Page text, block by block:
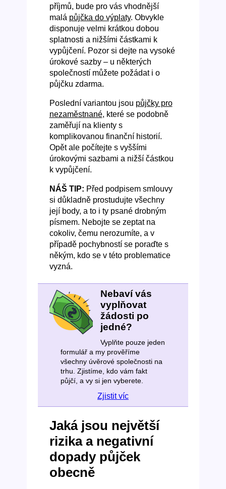
příjmů, bude pro vás vhodnější
malá půjčka do výplaty. Obvykle
disponuje velmi krátkou dobou
splatnosti a nižšími částkami k
vypůjčení. Pozor si dejte na vysoké
úrokové sazby –⁠⁠⁠⁠⁠⁠ u některých
společností můžete požádat i o
půjčku zdarma.
Poslední variantou jsou půjčky pro
nezaměstnané, které se podobně
zaměřují na klienty s
komplikovanou finanční historií.
Opět ale počítejte s vyššími
úrokovými sazbami a nižší částkou
k vypůjčení.
NÁŠ TIP: Před podpisem smlouvy
si důkladně prostudujte všechny
její body, a to i ty psané drobným
písmem. Nebojte se zeptat na
cokoliv, čemu nerozumíte, a v
případě pochybností se poraďte s
někým, kdo se v této problematice
vyzná.
Nebaví vás
vyplňovat
žádosti po
jedné?
Vyplňte pouze jeden
formulář a my prověříme
všechny úvěrové společnosti na
trhu. Zjistíme, kdo vám fakt
půjčí, a vy si jen vyberete.
Zjistit víc
Jaká jsou největší
rizika a negativní
dopady půjček
obecně